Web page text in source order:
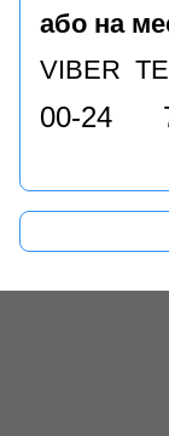
або на
VIBER
00-24 7